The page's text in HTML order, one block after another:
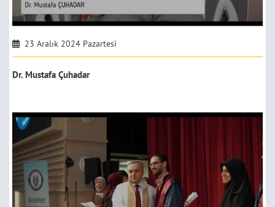
23 Aralık 2024 Pazartesi
Dr. Mustafa Çuhadar